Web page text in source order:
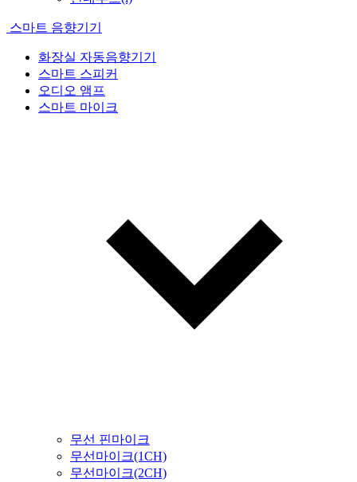
스마트 음향기기
화장실 자동음향기기
스마트 스피커
오디오 앰프
스마트 마이크
무선 핀마이크
무선마이크(1CH)
무선마이크(2CH)